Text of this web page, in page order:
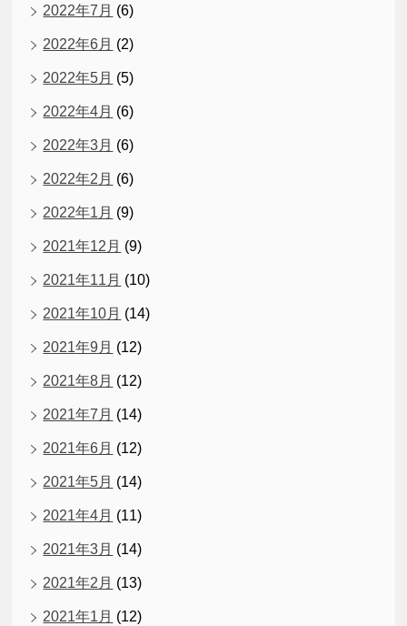
2022年7月 (6)
2022年6月 (2)
2022年5月 (5)
2022年4月 (6)
2022年3月 (6)
2022年2月 (6)
2022年1月 (9)
2021年12月 (9)
2021年11月 (10)
2021年10月 (14)
2021年9月 (12)
2021年8月 (12)
2021年7月 (14)
2021年6月 (12)
2021年5月 (14)
2021年4月 (11)
2021年3月 (14)
2021年2月 (13)
2021年1月 (12)